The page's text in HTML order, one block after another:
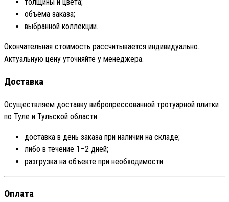
объёма заказа;
выбранной коллекции.
Окончательная стоимость рассчитывается индивидуально.
Актуальную цену уточняйте у менеджера.
Доставка
Осуществляем доставку вибропрессованной тротуарной плитки
по Туле и Тульской области:
доставка в день заказа при наличии на складе;
либо в течение 1–2 дней;
разгрузка на объекте при необходимости.
Оплата